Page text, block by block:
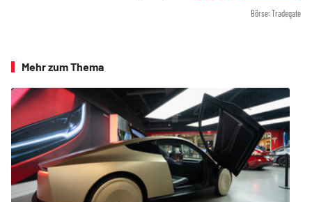
Börse: Tradegate
Mehr zum Thema